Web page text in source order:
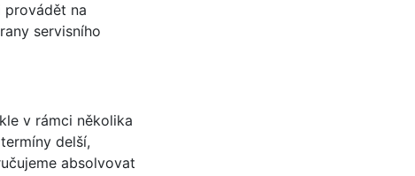
provádět na
servisního
v rámci několika
delší,
absolvovat